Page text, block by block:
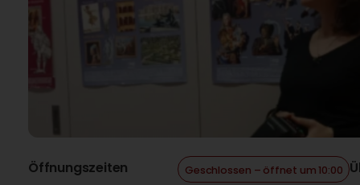
Öffnungszeiten Geschlossen – öffnet um 10:00